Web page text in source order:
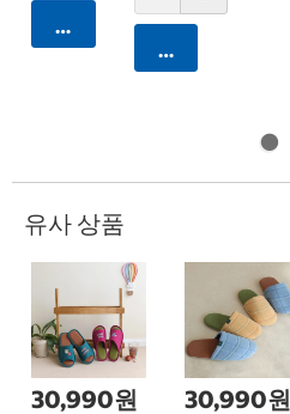
카트에 담기
카트에 담기
유사 상품
30,990원 30,990원